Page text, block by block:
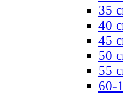
35
40
45
50
55
60-